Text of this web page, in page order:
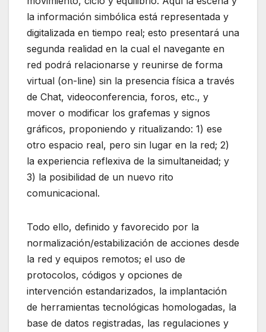
la información simbólica está representada y
digitalizada en tiempo real; esto presentará una
segunda realidad en la cual el navegante en
red podrá relacionarse y reunirse de forma
virtual (on-line) sin la presencia física a través
de Chat, videoconferencia, foros, etc., y
mover o modificar los grafemas y signos
gráficos, proponiendo y ritualizando: 1) ese
otro espacio real, pero sin lugar en la red; 2)
la experiencia reflexiva de la simultaneidad; y
3) la posibilidad de un nuevo rito
comunicacional.
Todo ello, definido y favorecido por la
normalización/estabilización de acciones desde
la red y equipos remotos; el uso de
protocolos, códigos y opciones de
intervención estandarizados, la implantación
de herramientas tecnológicas homologadas, la
base de datos registradas, las regulaciones y